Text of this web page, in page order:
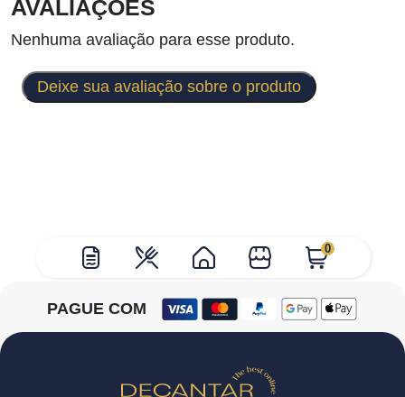
0
AVALIAÇÕES
Nenhuma avaliação para esse produto.
Deixe sua avaliação sobre o produto
PAGUE COM